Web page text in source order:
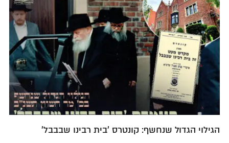
הגילוי הגדול שנחשף: קונטרס 'בית רבינו שבבבל'